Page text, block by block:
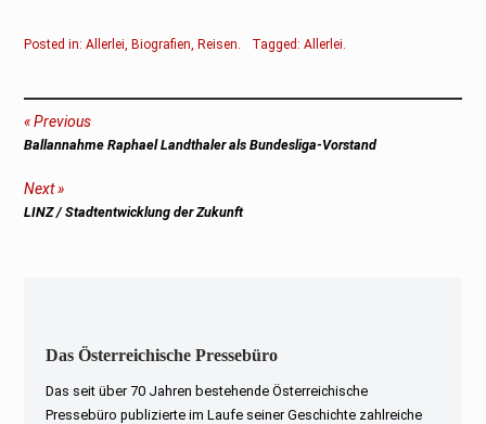
Posted in:Allerlei,Biografien,Reisen. Tagged:Allerlei.
Beitragsnavigation
Previous
Previous
Ballannahme Raphael Landthaler als Bundesliga-Vorstand
Next
Next
LINZ / Stadtentwicklung der Zukunft
Das Österreichische Pressebüro
Das seit über 70 Jahren bestehende Österreichische
Pressebüro publizierte im Laufe seiner Geschichte zahlreiche